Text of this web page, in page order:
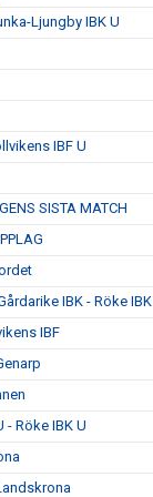
Ljungby IBK U
IBF U
SISTA MATCH
IBK - Röke IBK
IBF
- Röke IBK U